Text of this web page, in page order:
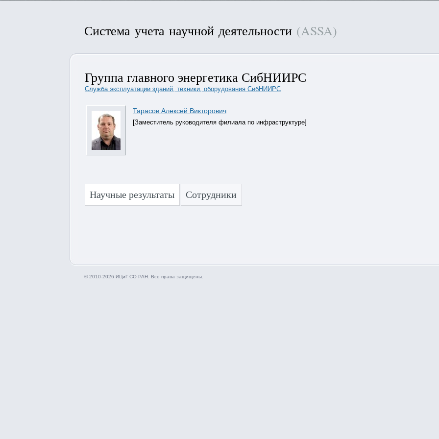
Система учета научной деятельности (ASSA)
Группа главного энергетика СибНИИРС
Служба эксплуатации зданий, техники, оборудования СибНИИРС
Тарасов Алексей Викторович
[Заместитель руководителя филиала по инфраструктуре]
Научные результаты Сотрудники
© 2010-2026 ИЦиГ СО РАН. Все права защищены.